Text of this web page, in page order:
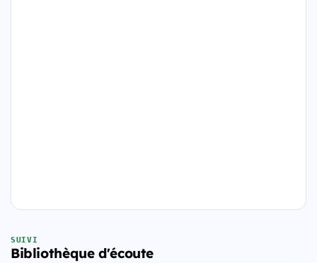
SUIVI
Bibliothèque d'écoute